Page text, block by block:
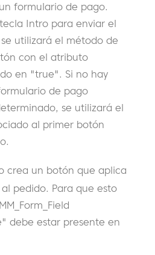
formulario de pago.
Intro para enviar el
utilizará el método de
con el atributo
en "true". Si no hay
de pago
se utilizará el
al primer botón
crea un botón que aplica
pedido. Para que esto
debe estar presente en